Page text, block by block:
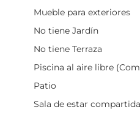
Mueble para exteriores
No tiene Jardín
No tiene Terraza
Piscina al aire libre
Patio
Sala de estar